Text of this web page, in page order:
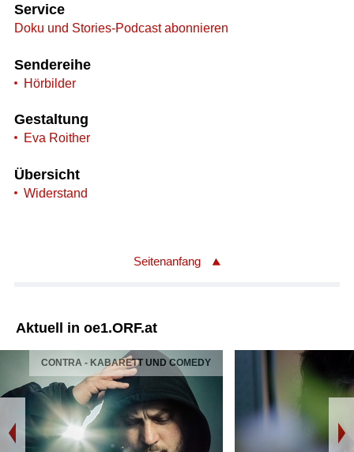
Service
Doku und Stories-Podcast abonnieren
Sendereihe
Hörbilder
Gestaltung
Eva Roither
Übersicht
Widerstand
Seitenanfang
Aktuell in oe1.ORF.at
CONTRA - KABARETT UND COMEDY